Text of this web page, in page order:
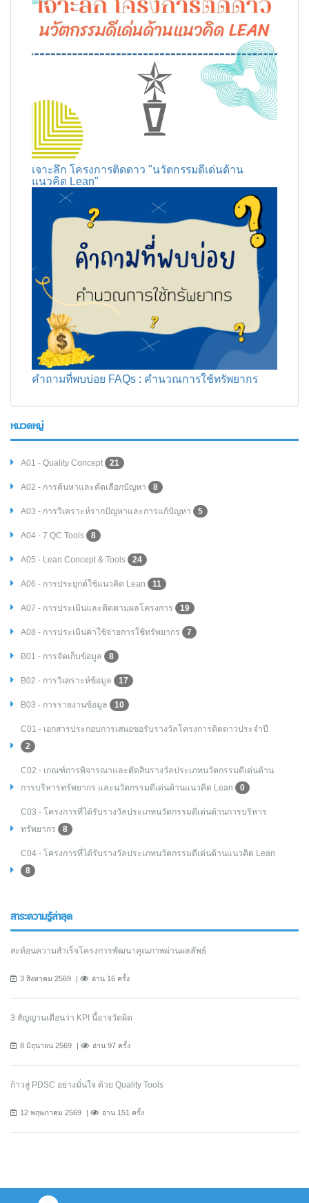
เจาะลึก โครงการติดดาว "นวัตกรรมดีเด่นด้าน
แนวคิด Lean"
คำถามที่พบบ่อย FAQs : คำนวณการใช้ทรัพยากร
หมวดหมู่
A01 - Quality Concept 21
A02 - การค้นหาและคัดเลือกปัญหา 8
A03 - การวิเคราะห์รากปัญหาและการแก้ปัญหา 5
A04 - 7 QC Tools 8
A05 - Lean Concept & Tools 24
A06 - การประยุกต์ใช้แนวคิด Lean 11
A07 - การประเมินและติดตามผลโครงการ 19
A08 - การประเมินค่าใช้จ่ายการใช้ทรัพยากร 7
B01 - การจัดเก็บข้อมูล 8
B02 - การวิเคราะห์ข้อมูล 17
B03 - การรายงานข้อมูล 10
C01 - เอกสารประกอบการเสนอขอรับรางวัลโครงการติดดาวประจำปี
2
C02 - เกณฑ์การพิจารณาและตัดสินรางวัลประเภทนวัตกรรมดีเด่นด้าน
การบริหารทรัพยากร และนวัตกรรมดีเด่นด้านแนวคิด Lean
0
C03 - โครงการที่ได้รับรางวัลประเภทนวัตกรรมดีเด่นด้านการบริหาร
ทรัพยากร
8
C04 - โครงการที่ได้รับรางวัลประเภทนวัตกรรมดีเด่นด้านแนวคิด Lean
8
สาระความรู้ล่าสุด
สะท้อนความสำเร็จโครงการพัฒนาคุณภาพผ่านผลลัพธ์
3 สิงหาคม 2569 อ่าน 16 ครั้ง
3 สัญญานเตือนว่า KPI นี้อาจวัดผิด
8 มิถุนายน 2569 อ่าน 97 ครั้ง
ก้าวสู่ PDSC อย่างมั่นใจ ด้วย Quality Tools
12 พฤษภาคม 2569 อ่าน 151 ครั้ง